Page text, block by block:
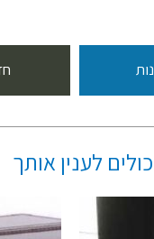
לענין אותך